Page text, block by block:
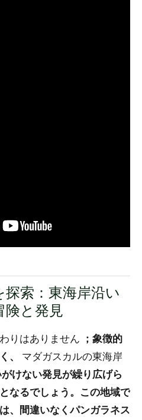
探索：東海岸沿い
険と発見
りはありません ；象徴的
、
マダガスカルの東海岸
けない発見が繰り広げら
なるでしょう。この地域で
、間違いなくパンガラネス